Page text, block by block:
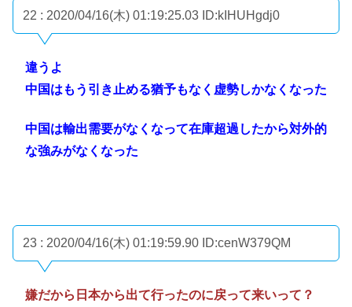
22 : 2020/04/16(木) 01:19:25.03 ID:kIHUHgdj0
違うよ
中国はもう引き止める猶予もなく虚勢しかなくなった
中国は輸出需要がなくなって在庫超過したから対外的
な強みがなくなった
23 : 2020/04/16(木) 01:19:59.90 ID:cenW379QM
嫌だから日本から出て行ったのに戻って来いって？